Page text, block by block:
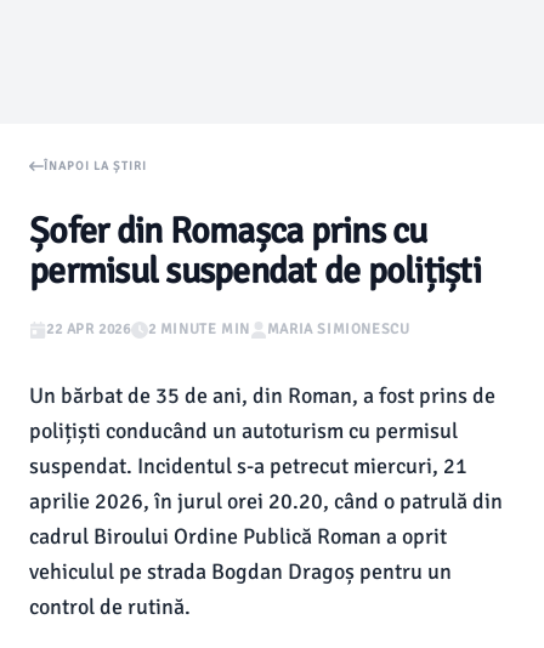
ÎNAPOI LA ȘTIRI
Șofer din Romașca prins cu
permisul suspendat de polițiști
22 APR 2026 2 MINUTE MIN MARIA SIMIONESCU
Un bărbat de 35 de ani, din Roman, a fost prins de
polițiști conducând un autoturism cu permisul
suspendat. Incidentul s-a petrecut miercuri, 21
aprilie 2026, în jurul orei 20.20, când o patrulă din
cadrul Biroului Ordine Publică Roman a oprit
vehiculul pe strada Bogdan Dragoș pentru un
control de rutină.